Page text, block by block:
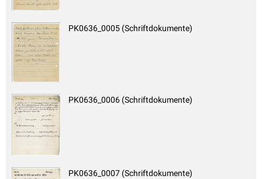
PK0636_0005 (Schriftdokumente)
PK0636_0006 (Schriftdokumente)
PK0636_0007 (Schriftdokumente)